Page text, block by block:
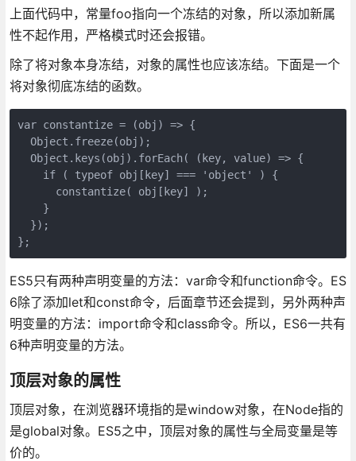
上面代码中，常量foo指向一个冻结的对象，所以添加新属
性不起作用，严格模式时还会报错。
除了将对象本身冻结，对象的属性也应该冻结。下面是一个
将对象彻底冻结的函数。
var constantize = (obj) => {
  Object.freeze(obj);
  Object.keys(obj).forEach( (key, value) => {
    if ( typeof obj[key] === 'object' ) {
      constantize( obj[key] );
    }
  });
ES5只有两种声明变量的方法：var命令和function命令。ES
6除了添加let和const命令，后面章节还会提到，另外两种声
明变量的方法：import命令和class命令。所以，ES6一共有
6种声明变量的方法。
顶层对象的属性
顶层对象，在浏览器环境指的是window对象，在Node指的
是global对象。ES5之中，顶层对象的属性与全局变量是等
价的。